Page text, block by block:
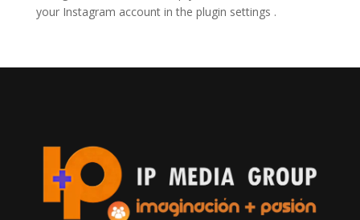
your Instagram account in the plugin settings .